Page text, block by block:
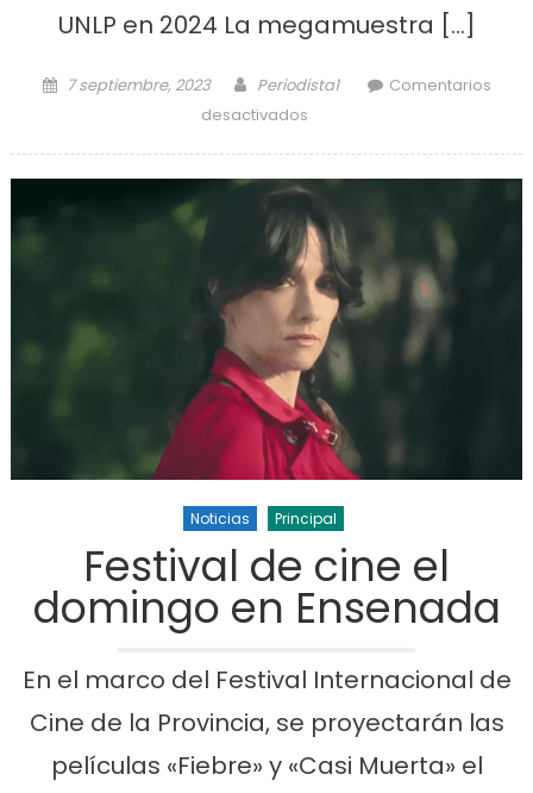
UNLP en 2024 La megamuestra […]
Posted on
7 septiembre, 2023 Author
Periodista1
Comentarios
desactivados
Noticias Principal
Festival de cine el
domingo en Ensenada
En el marco del Festival Internacional de
Cine de la Provincia, se proyectarán las
películas «Fiebre» y «Casi Muerta» el